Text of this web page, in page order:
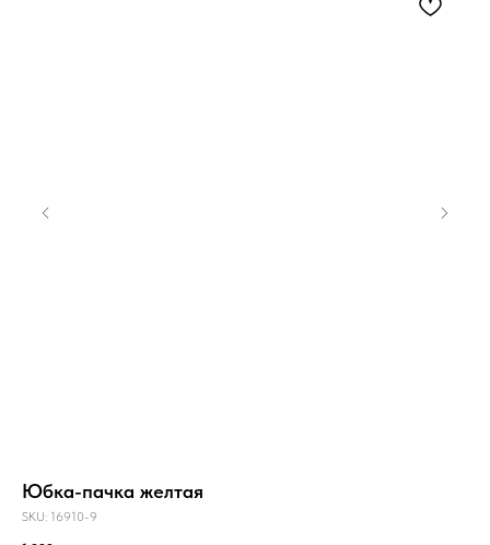
Юбка-пачка желтая
SKU: 16910-9